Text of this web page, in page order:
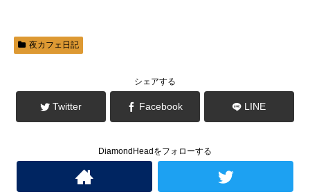
き
ま
す
し
い
ウ
で
き
す
夜カフェ日記
シェアする
Twitter Facebook LINE
DiamondHeadをフォローする